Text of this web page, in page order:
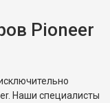
Pioneer
Наши специалисты